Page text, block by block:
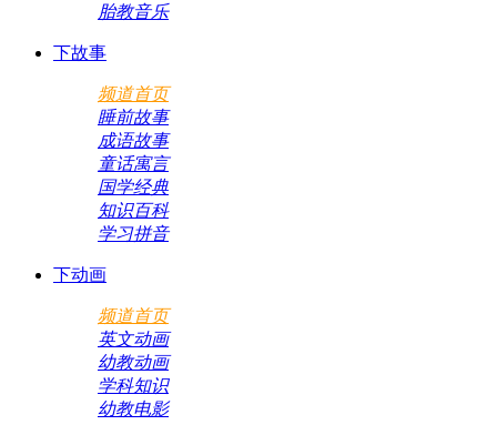
胎教音乐
下故事
频道首页
睡前故事
成语故事
童话寓言
国学经典
知识百科
学习拼音
下动画
频道首页
英文动画
幼教动画
学科知识
幼教电影